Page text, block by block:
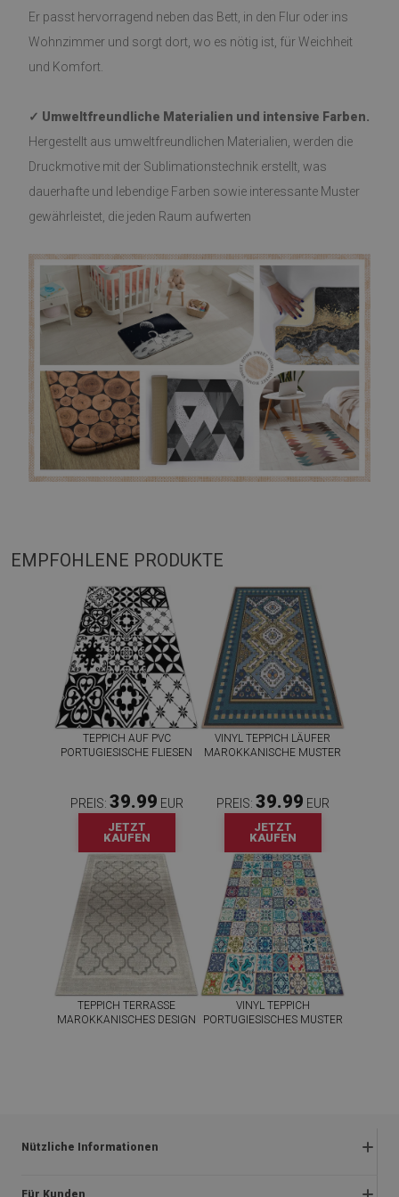
Er passt hervorragend neben das Bett, in den Flur oder ins
Wohnzimmer und sorgt dort, wo es nötig ist, für Weichheit
und Komfort.
✓ Umweltfreundliche Materialien und intensive Farben.
Hergestellt aus umweltfreundlichen Materialien, werden die
Druckmotive mit der Sublimationstechnik erstellt, was
dauerhafte und lebendige Farben sowie interessante Muster
gewährleistet, die jeden Raum aufwerten
EMPFOHLENE PRODUKTE
TEPPICH AUF PVC
PORTUGIESISCHE FLIESEN
PREIS: 39.99 EUR
JETZT
KAUFEN
VINYL TEPPICH LÄUFER
MAROKKANISCHE MUSTER
PREIS: 39.99 EUR
JETZT
KAUFEN
TEPPICH TERRASSE
MAROKKANISCHES DESIGN
VINYL TEPPICH
PORTUGIESISCHES MUSTER
Nützliche Informationen
Rückgabe und beanstandungen
Für Kunden